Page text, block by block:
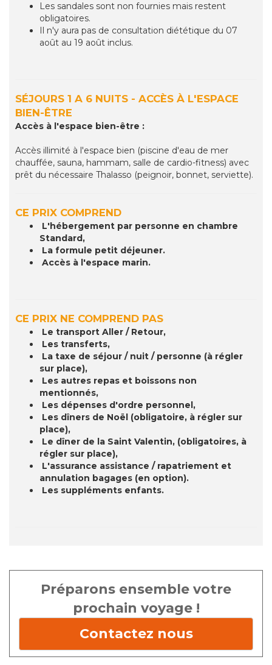
Les sandales sont non fournies mais restent
obligatoires.
Il n'y aura pas de consultation diététique du 07
août au 19 août inclus.
SÉJOURS 1 A 6 NUITS - ACCÈS À L'ESPACE
BIEN-ÊTRE
Accès à l'espace bien-être :
Accès illimité à l'espace bien (piscine d'eau de mer
chauffée, sauna, hammam, salle de cardio-fitness) avec
prêt du nécessaire Thalasso (peignoir, bonnet, serviette).
CE PRIX COMPREND
L'hébergement par personne en chambre
Standard,
La formule petit déjeuner.
Accès à l'espace marin.
CE PRIX NE COMPREND PAS
Le transport Aller / Retour,
Les transferts,
La taxe de séjour / nuit / personne (à régler
sur place),
Les autres repas et boissons non
mentionnés,
Les dépenses d'ordre personnel,
Les dîners de Noël (obligatoire, à régler sur
place),
Le dîner de la Saint Valentin, (obligatoires, à
régler sur place),
L'assurance assistance / rapatriement et
annulation bagages (en option).
Les suppléments enfants.
Préparons ensemble votre
prochain voyage !
Contactez nous